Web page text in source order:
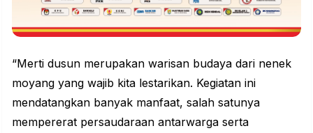
“Merti dusun merupakan warisan budaya dari nenek
moyang yang wajib kita lestarikan. Kegiatan ini
mendatangkan banyak manfaat, salah satunya
mempererat persaudaraan antarwarga serta